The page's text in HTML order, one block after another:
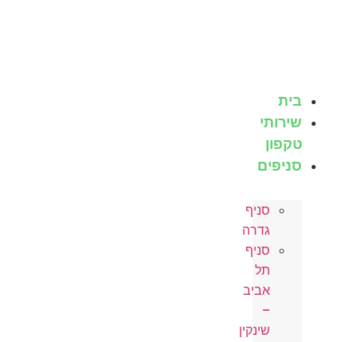
בית
שירותי
טקפון
סניפים
סניף
גדרה
סניף
תל
אביב
–
שינקין